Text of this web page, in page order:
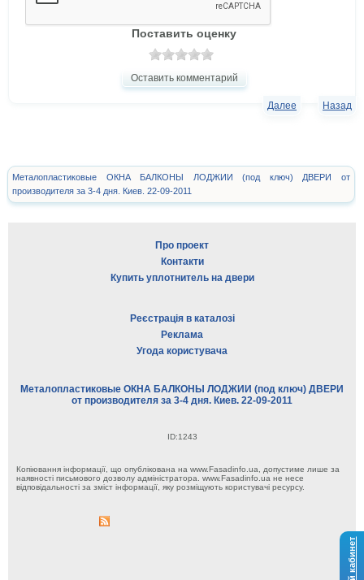
Поставить оценку
Оставить комментарий
Назад
Далее
Металопластиковые ОКНА БАЛКОНЫ ЛОДЖИИ (под ключ) ДВЕРИ от
производителя за 3-4 дня. Киев. 22-09-2011
Про проект
Контакти
Купить уплотнитель на двери
Реєстрація в каталозі
Реклама
Угода користувача
Металопластиковые ОКНА БАЛКОНЫ ЛОДЖИИ (под ключ) ДВЕРИ
от производителя за 3-4 дня. Киев. 22-09-2011
ID:1243
Копіювання інформації, що опублікована на www.Fasadinfo.ua, допустиме лише за
наявності письмового дозволу адміністратора. www.Fasadinfo.ua не несе
відповідальності за зміст інформації, яку розміщують користувачі ресурсу.